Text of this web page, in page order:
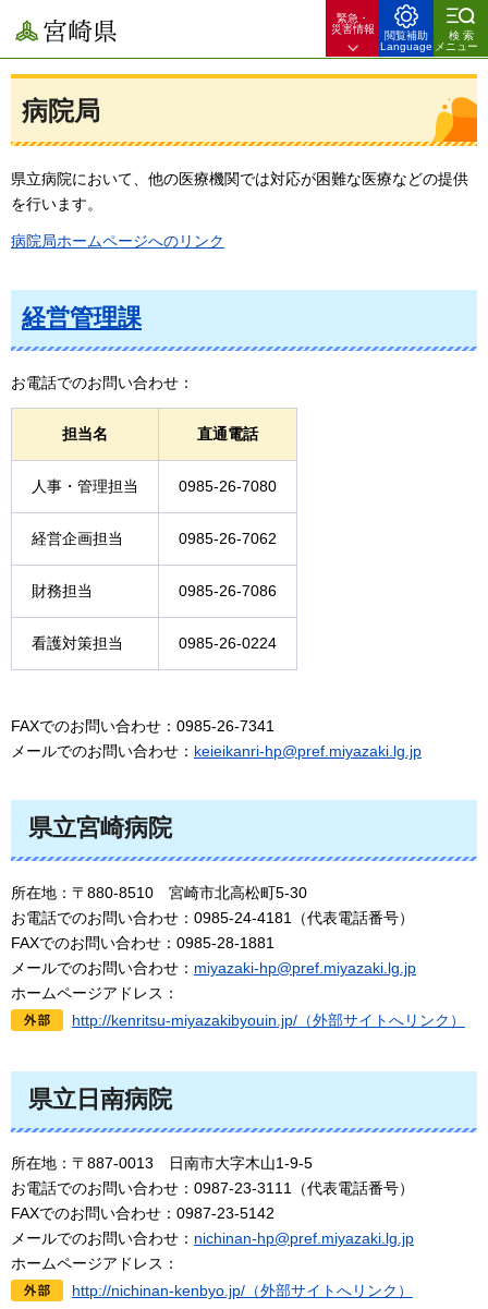
宮崎県
緊急・
災害情報
閲覧補助
Language
検索
メニュー
病院局
県立病院において、他の医療機関では対応が困難な医療などの提供
を行います。
病院局ホームページへのリンク
経営管理課
お電話でのお問い合わせ：
担当名 直通電話
人事・管理担当 0985-26-7080
経営企画担当 0985-26-7062
財務担当 0985-26-7086
看護対策担当 0985-26-0224
FAXでのお問い合わせ：0985-26-7341
メールでのお問い合わせ： keieikanri-hp@pref.miyazaki.lg.jp
県立宮崎病院
所在地：〒880-8510
宮崎市北高松町5-30
お電話でのお問い合わせ：0985-24-4181（代表電話番号）
FAXでのお問い合わせ：0985-28-1881
メールでのお問い合わせ： miyazaki-hp@pref.miyazaki.lg.jp
ホームページアドレス：
http://kenritsu-miyazakibyouin.jp/（外部サイトへリンク）
県立日南病院
所在地：〒887-0013
日南市大字木山1-9-5
お電話でのお問い合わせ：0987-23-3111（代表電話番号）
FAXでのお問い合わせ：0987-23-5142
メールでのお問い合わせ： nichinan-hp@pref.miyazaki.lg.jp
ホームページアドレス：
http://nichinan-kenbyo.jp/（外部サイトへリンク）